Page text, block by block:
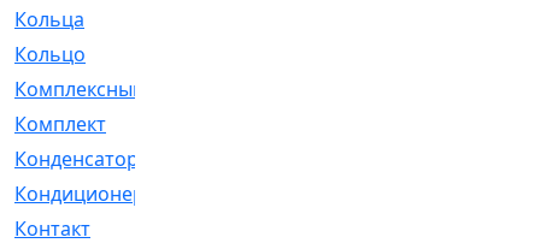
Кольца
Кольцо
Комплексный
Комплект
Конденсатор
Кондиционер
Контакт